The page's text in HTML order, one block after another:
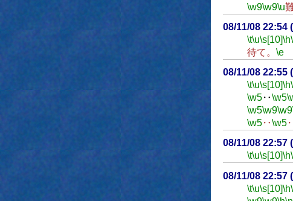
\w9\w9\u
08/11/08 22:54
\t\u\s[10]\h
待て。 \e
08/11/08 22:55
\t\u\s[10]\h
\w5‥\w5
\w5\w9\w9
\w5‥\w5
08/11/08 22:57
\t\u\s[10] \h
08/11/08 22:57
\t\u\s[10]\h